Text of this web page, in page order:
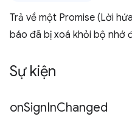
Trả về một Promise (Lời
báo đã bị xoá khỏi bộ nhớ
Sự kiện
onSignInChanged